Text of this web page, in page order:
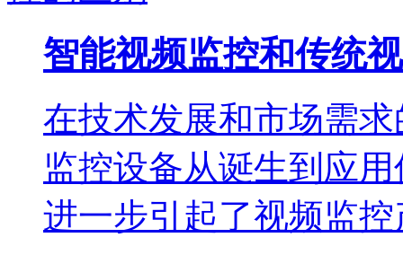
智能视频监控和传统
在技术发展和市场需
监控设备从诞生到应
进一步引起了视频监